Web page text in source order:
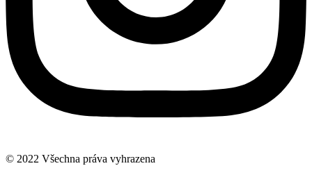
© 2022 Všechna práva vyhrazena